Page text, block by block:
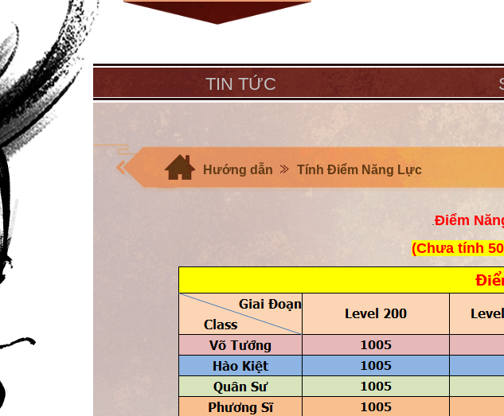
TIN TỨC
Hướng dẫn Tính Điểm Năng Lực
Điểm
(Chưa tính